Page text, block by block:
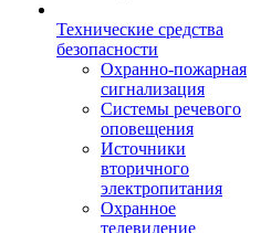
Технические средства
безопасности
Охранно-пожарная
сигнализация
Системы речевого
оповещения
Источники
вторичного
электропитания
Охранное
телевидение